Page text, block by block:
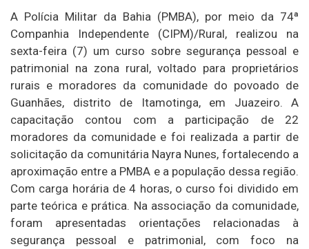
A Polícia Militar da Bahia (PMBA), por meio da 74ª
Companhia Independente (CIPM)/Rural, realizou na
sexta-feira (7) um curso sobre segurança pessoal e
patrimonial na zona rural, voltado para proprietários
rurais e moradores da comunidade do povoado de
Guanhães, distrito de Itamotinga, em Juazeiro. A
capacitação contou com a participação de 22
moradores da comunidade e foi realizada a partir de
solicitação da comunitária Nayra Nunes, fortalecendo a
aproximação entre a PMBA e a população dessa região.
Com carga horária de 4 horas, o curso foi dividido em
parte teórica e prática. Na associação da comunidade,
foram apresentadas orientações relacionadas à
segurança pessoal e patrimonial, com foco na